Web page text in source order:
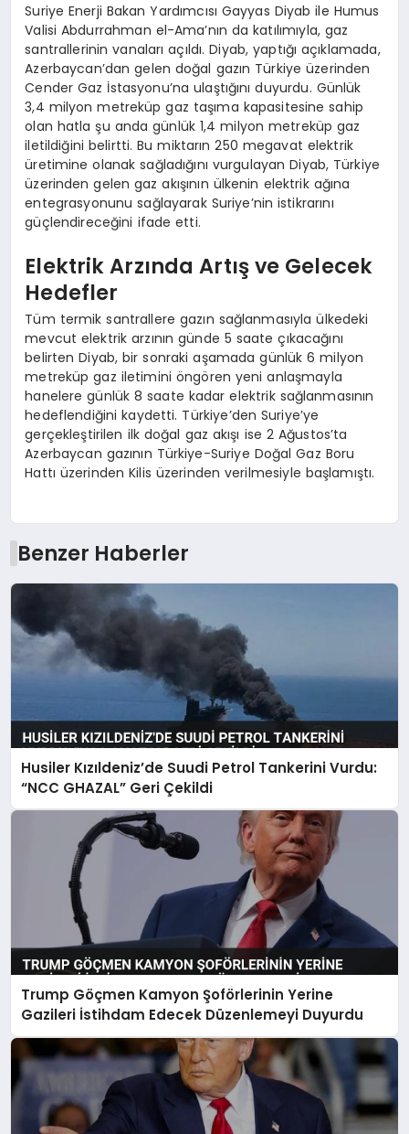
Suriye Enerji Bakan Yardımcısı Gayyas Diyab ile Humus
Valisi Abdurrahman el-Ama’nın da katılımıyla, gaz
santrallerinin vanaları açıldı. Diyab, yaptığı açıklamada,
Azerbaycan’dan gelen doğal gazın Türkiye üzerinden
Cender Gaz İstasyonu’na ulaştığını duyurdu. Günlük
3,4 milyon metreküp gaz taşıma kapasitesine sahip
olan hatla şu anda günlük 1,4 milyon metreküp gaz
iletildiğini belirtti. Bu miktarın 250 megavat elektrik
üretimine olanak sağladığını vurgulayan Diyab, Türkiye
üzerinden gelen gaz akışının ülkenin elektrik ağına
entegrasyonunu sağlayarak Suriye’nin istikrarını
güçlendireceğini ifade etti.
Elektrik Arzında Artış ve Gelecek
Hedefler
Tüm termik santrallere gazın sağlanmasıyla ülkedeki
mevcut elektrik arzının günde 5 saate çıkacağını
belirten Diyab, bir sonraki aşamada günlük 6 milyon
metreküp gaz iletimini öngören yeni anlaşmayla
hanelere günlük 8 saate kadar elektrik sağlanmasının
hedeflendiğini kaydetti. Türkiye’den Suriye’ye
gerçekleştirilen ilk doğal gaz akışı ise 2 Ağustos’ta
Azerbaycan gazının Türkiye-Suriye Doğal Gaz Boru
Hattı üzerinden Kilis üzerinden verilmesiyle başlamıştı.
Benzer Haberler
Husiler Kızıldeniz’de Suudi Petrol Tankerini Vurdu:
“NCC GHAZAL” Geri Çekildi
Trump Göçmen Kamyon Şoförlerinin Yerine
Gazileri İstihdam Edecek Düzenlemeyi Duyurdu